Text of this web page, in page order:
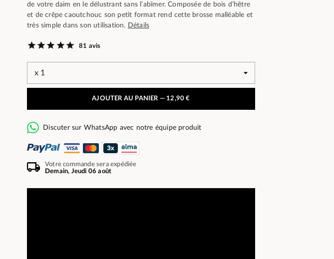
de votre daim en le délustrant sans l’abîmer. Composée de bois d’hêtre
et de crêpe caoutchouc son petit format rend cette brosse malléable et
très simple dans son utilisation. Détails
81 avis
AJOUTER AU PANIER — 12,90 €
Discuter sur WhatsApp avec notre équipe produit
Votre commande sera expédiée
Demain, Jeudi 06 août